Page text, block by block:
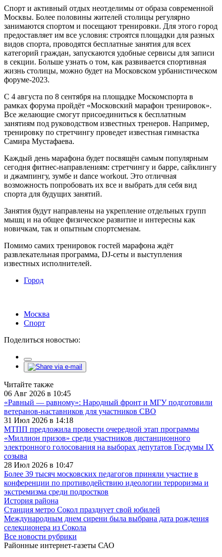
Спорт и активный отдых неотделимы от образа современной
Москвы. Более половины жителей столицы регулярно
занимаются спортом и посещают тренировки. Для этого город
предоставляет им все условия: строятся площадки для разных
видов спорта, проводятся бесплатные занятия для всех
категорий граждан, запускаются удобные сервисы для записи
в секции. Больше узнать о том, как развивается спортивная
жизнь столицы, можно будет на Московском урбанистическом
форуме-2023.
С 4 августа по 8 сентября на площадке Москомспорта в
рамках форума пройдёт «Московский марафон тренировок».
Все желающие смогут присоединиться к бесплатным
занятиям под руководством известных тренеров. Например,
тренировку по стретчингу проведет известная гимнастка
Самира Мустафаева.
Каждый день марафона будет посвящён самым популярным
сегодня фитнес-направлениям: стретчингу и барре, сайклингу
и джампингу, зумбе и dance workout. Это отличная
возможность попробовать их все и выбрать для себя вид
спорта для будущих занятий.
Занятия будут направлены на укрепление отдельных групп
мышц и на общее физическое развитие и интересны как
новичкам, так и опытным спортсменам.
Помимо самих тренировок гостей марафона ждёт
развлекательная программа, DJ-сеты и выступления
известных исполнителей.
Город
Москва
Спорт
Поделиться новостью:
Читайте также
06 Авг 2026 в 10:45
«Равный — равному»: Народный фронт и МГУ подготовили
ветеранов-наставников для участников СВО
31 Июл 2026 в 14:18
МТПП предложила провести очередной этап программы
«Миллион призов» среди участников дистанционного
электронного голосования на выборах депутатов Госдумы IX
созыва
28 Июл 2026 в 10:47
Более 39 тысяч московских педагогов приняли участие в
конференции по противодействию идеологии терроризма и
экстремизма среди подростков
История района
Станция метро Сокол празднует свой юбилей
Международным днем сирени была выбрана дата рождения
селекционера из Сокола
Все новости рубрики
Районные интернет-газеты САО